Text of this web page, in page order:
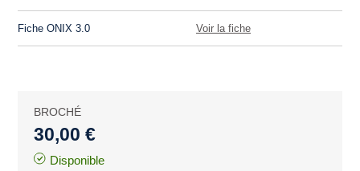
Fiche ONIX 3.0 Voir la fiche
BROCHÉ
30,00 €
Disponible